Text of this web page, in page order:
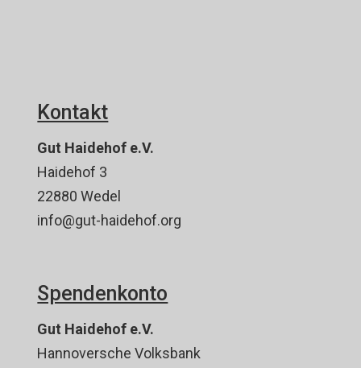
Kontakt
Gut Haidehof e.V.
Haidehof 3
22880 Wedel
info@gut-haidehof.org
Spendenkonto
Gut Haidehof e.V.
Hannoversche Volksbank